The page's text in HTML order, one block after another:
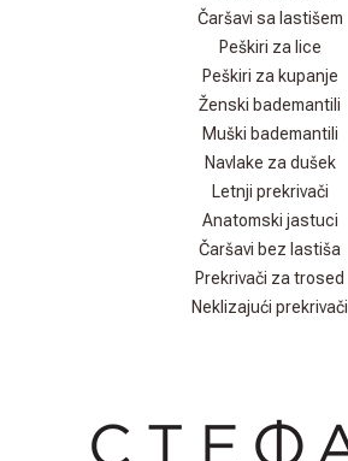
Čaršavi sa lastišem
Peškiri za lice
Peškiri za kupanje
Ženski bademantili
Muški bademantili
Navlake za dušek
Letnji prekrivači
Anatomski jastuci
Čaršavi bez lastiša
Prekrivači za trosed
Neklizajući prekrivači